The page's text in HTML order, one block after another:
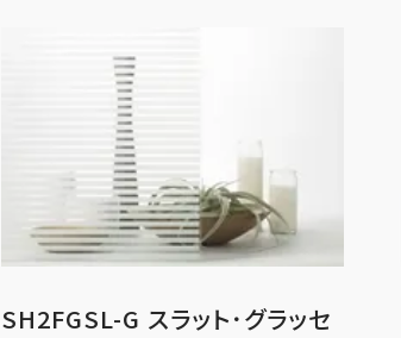
SH2FGSL-G スラット･グラッセ